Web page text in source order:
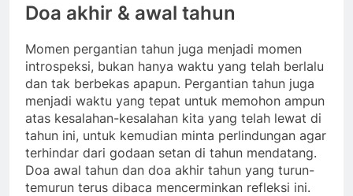
Doa akhir & awal tahun
Momen pergantian tahun juga menjadi momen
introspeksi, bukan hanya waktu yang telah berlalu
dan tak berbekas apapun. Pergantian tahun juga
menjadi waktu yang tepat untuk memohon ampun
atas kesalahan-kesalahan kita yang telah lewat di
tahun ini, untuk kemudian minta perlindungan agar
terhindar dari godaan setan di tahun mendatang.
Doa awal tahun dan doa akhir tahun yang turun-
temurun terus dibaca mencerminkan refleksi ini.